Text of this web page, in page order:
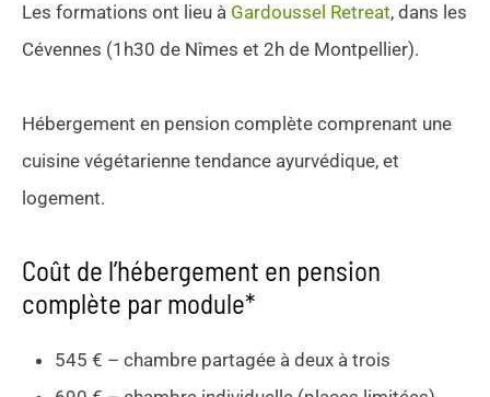
Les formations ont lieu à Gardoussel Retreat, dans les
Cévennes (1h30 de Nîmes et 2h de Montpellier).
Hébergement en pension complète comprenant une
cuisine végétarienne tendance ayurvédique, et
logement.
Coût de l’hébergement en pension
complète par module*
545 € – chambre partagée à deux à trois